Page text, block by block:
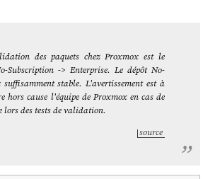
des paquets chez Proxmox est le
Subscription -> Enterprise. Le dépôt No-
suffisamment stable. L'avertissement est à
hors cause l'équipe de Proxmox en cas de
lors des tests de validation.
source